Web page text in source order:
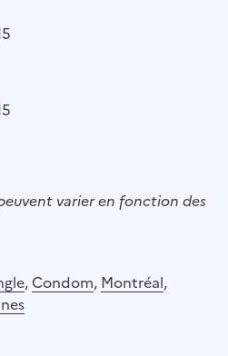
varier en fonction des
, Condom, Montréal,